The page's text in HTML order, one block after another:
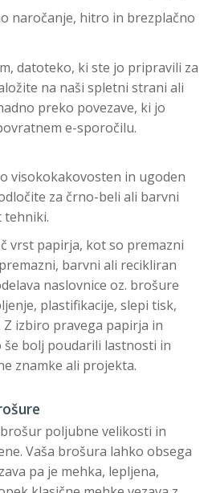
naročanje, hitro in brezplačno
datoteko, ki ste jo pripravili za
na naši spletni strani ali
preko povezave, ki jo
e-sporočilu.
visokokakovosten in ugoden
za črno-beli ali barvni
tehniki.
vrst papirja, kot so premazni
barvni ali recikliran
naslovnice oz. brošure
plastifikacije, slepi tisk,
izbiro pravega papirja in
še bolj poudarili lastnosti in
znamke ali projekta.
poljubne velikosti in
Vaša brošura lahko obsega
pa je mehka, lepljena,